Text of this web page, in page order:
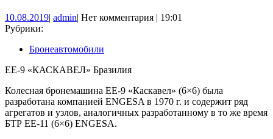
10.08.201910.08.2019
| adminadmin
| Нет комментария | 19:01
Рубрики:
Бронеавтомобили
ЕЕ-9 «КАСКАВЕЛ» Бразилия
Колесная бронемашина EE-9 «Каскавел» (6×6) была
разработана компанией ENGESA в 1970 г. и содержит ряд
агрегатов и узлов, аналогичных разработанному в то же время
БТР EE-11 (6×6) ENGESA.